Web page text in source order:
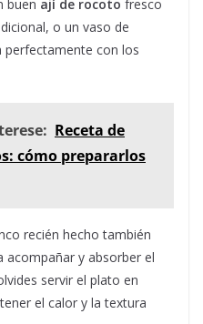
buen ají de rocoto fresco
o un vaso de
perfectamente con los
Receta de
cómo prepararlos
recién hecho también
acompañar y absorber el
servir el plato en
el calor y la textura